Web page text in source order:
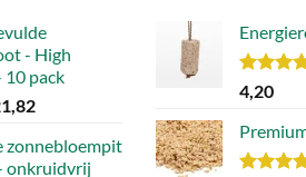
- High
10 pack
Huidige
is:
zonnebloempit
onkruidvrij
5.00
4,20